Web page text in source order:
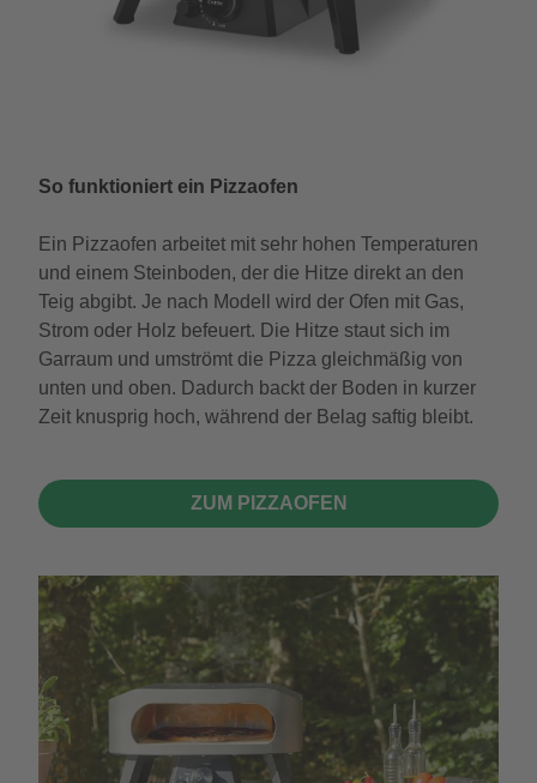
So funktioniert ein Pizzaofen
Ein Pizzaofen arbeitet mit sehr hohen Temperaturen
und einem Steinboden, der die Hitze direkt an den
Teig abgibt. Je nach Modell wird der Ofen mit Gas,
Strom oder Holz befeuert. Die Hitze staut sich im
Garraum und umströmt die Pizza gleichmäßig von
unten und oben. Dadurch backt der Boden in kurzer
Zeit knusprig hoch, während der Belag saftig bleibt.
ZUM PIZZAOFEN